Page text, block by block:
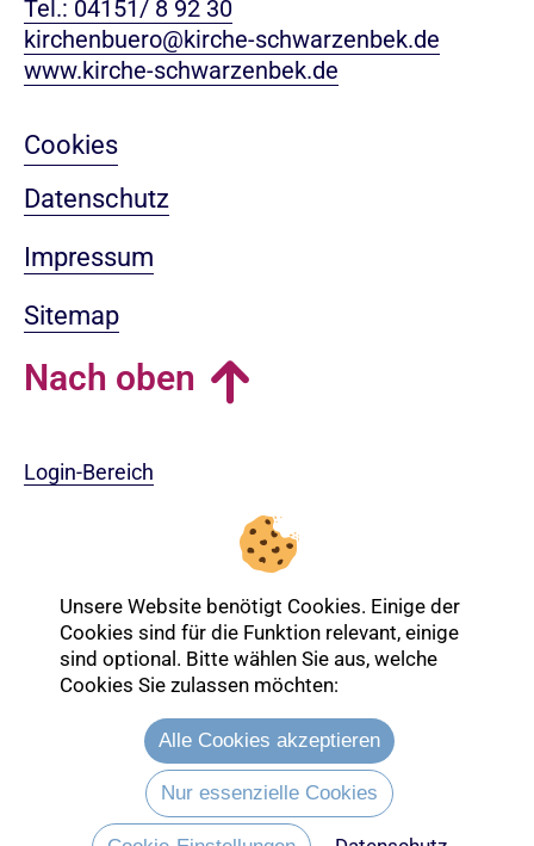
Tel.: 04151/ 8 92 30
kirchenbuero@kirche-schwarzenbek.de
www.kirche-schwarzenbek.de
Cookies
Datenschutz
Impressum
Sitemap
Nach oben
Login-Bereich
Entdecken Sie mehr über die Ev.
Unsere Website benötigt Cookies. Einige der
Cookies sind für die Funktion relevant, einige
sind optional. Bitte wählen Sie aus, welche
Cookies Sie zulassen möchten:
Alle Cookies akzeptieren
Nur essenzielle Cookies